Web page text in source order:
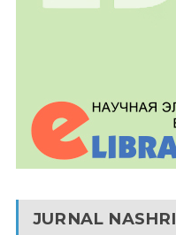
JURNAL NASHRI